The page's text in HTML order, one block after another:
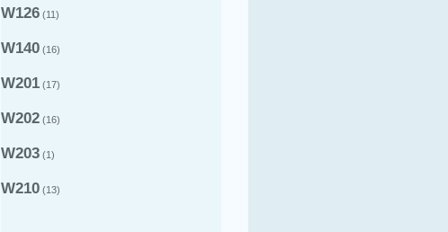
W126 (11)
W140 (16)
W201 (17)
W202 (16)
W203 (1)
W210 (13)